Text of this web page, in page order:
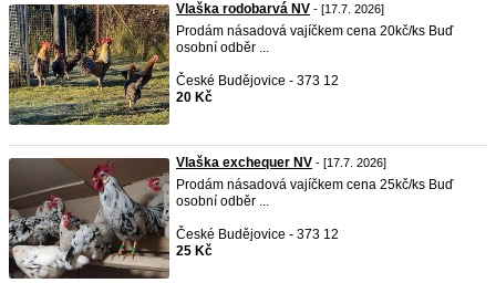
Vlaška rodobarvá NV - [17.7. 2026]
Prodám násadová vajíčkem cena 20kč/ks Buď
osobní odběr ...
České Budějovice - 373 12
20 Kč
Vlaška exchequer NV - [17.7. 2026]
Prodám násadová vajíčkem cena 25kč/ks Buď
osobní odběr ...
České Budějovice - 373 12
25 Kč